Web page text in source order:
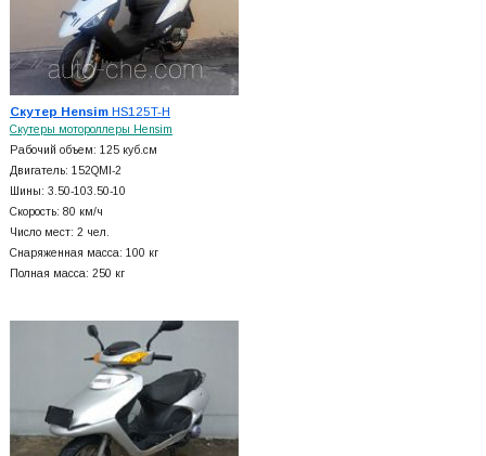
Скутер HensimHS125T-H
Скутеры мотороллеры Hensim
Рабочий объем: 125 куб.см
Двигатель: 152QMI-2
Шины: 3.50-103.50-10
Скорость: 80 км/ч
Число мест: 2 чел.
Снаряженная масса: 100 кг
Полная масса: 250 кг